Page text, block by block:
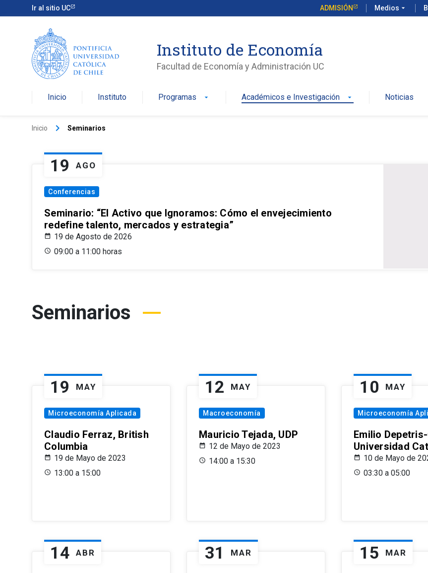
Ir al sitio UC ADMISIÓN Medios arrow_drop_down
Instituto de Economía
Facultad de Economía y Administración UC
Inicio Instituto Programas arrow_drop_down Académicos e Investigación arrow_drop_down Noticias
Inicio keyboard_arrow_right Seminarios
19 AGO
Conferencias
Seminario: “El Activo que Ignoramos: Cómo el envejecimiento
redefine talento, mercados y estrategia”
19 de Agosto de 2026
09:00 a 11:00 horas
Seminarios
19 MAY
Microeconomía Aplicada
Claudio Ferraz, British
Columbia
19 de Mayo de 2023
13:00 a 15:00
12 MAY
Macroeconomía
Mauricio Tejada, UDP
12 de Mayo de 2023
14:00 a 15:30
10 MAY
Microeconomía
Emilio
Universidad
10 de Mayo de
03:30 a 05:00
14 ABR 31 MAR 15 MAR